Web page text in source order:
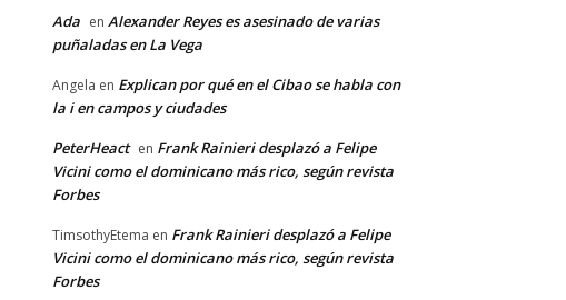
Ada en Alexander Reyes es asesinado de varias
puñaladas en La Vega
Angela en Explican por qué en el Cibao se habla con
la i en campos y ciudades
PeterHeact en Frank Rainieri desplazó a Felipe
Vicini como el dominicano más rico, según revista
Forbes
TimsothyEtema en Frank Rainieri desplazó a Felipe
Vicini como el dominicano más rico, según revista
Forbes